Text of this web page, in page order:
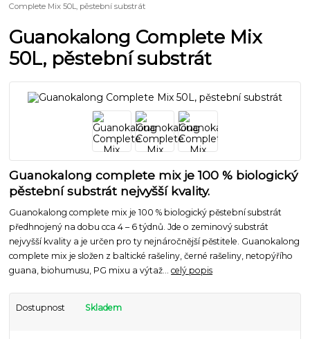
Complete Mix 50L, pěstební substrát
Guanokalong Complete Mix
50L, pěstební substrát
Guanokalong complete mix je 100 % biologický
pěstební substrát nejvyšší kvality.
Guanokalong complete mix je 100 % biologický pěstební substrát
předhnojený na dobu cca 4 – 6 týdnů. Jde o zeminový substrát
nejvyšší kvality a je určen pro ty nejnáročnější pěstitele. Guanokalong
complete mix je složen z baltické rašeliny, černé rašeliny, netopýřího
guana, biohumusu, PG mixu a výtaž...celý popis
Dostupnost Skladem